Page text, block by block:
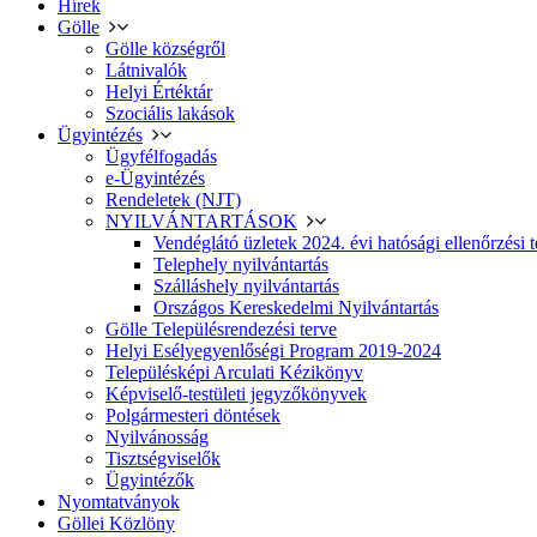
Hírek
Gölle
Gölle községről
Látnivalók
Helyi Értéktár
Szociális lakások
Ügyintézés
Ügyfélfogadás
e-Ügyintézés
Rendeletek (NJT)
NYILVÁNTARTÁSOK
Vendéglátó üzletek 2024. évi hatósági ellenőrzési
Telephely nyilvántartás
Szálláshely nyilvántartás
Országos Kereskedelmi Nyilvántartás
Gölle Településrendezési terve
Helyi Esélyegyenlőségi Program 2019-2024
Településképi Arculati Kézikönyv
Képviselő-testületi jegyzőkönyvek
Polgármesteri döntések
Nyilvánosság
Tisztségviselők
Ügyintézők
Nyomtatványok
Göllei Közlöny